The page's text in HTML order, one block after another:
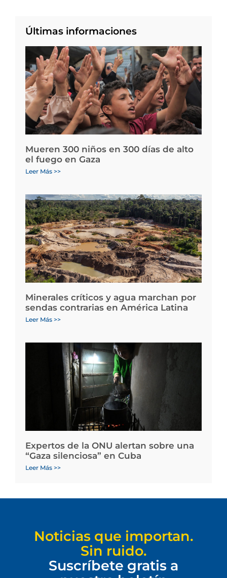
Últimas informaciones
Mueren 300 niños en 300 días de alto
el fuego en Gaza
Leer Más >>
Minerales críticos y agua marchan por
sendas contrarias en América Latina
Leer Más >>
Expertos de la ONU alertan sobre una
“Gaza silenciosa” en Cuba
Leer Más >>
Noticias que importan.
Sin ruido.
Suscríbete gratis a